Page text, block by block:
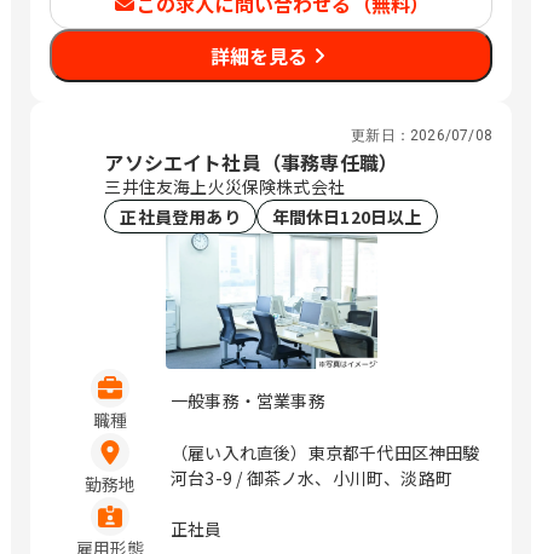
LIFEPLACE南青山1階） 東京都立川市曙
町2-37-7 （コアシティ立川1F） 神奈川
県横浜市西区みなとみらい3-7-1
神奈川県横浜市西区みなとみらい4-4-5
（横浜アイマークプレイス4階） 神奈川
県海老名市めぐみ町2番2号 （ViNA
GARDENS OFFICE 14階） 神奈川県藤沢
市辻堂神台2-2-1 （アイクロス湘南9
階） 新潟県新潟市中央区上所中1-7-23
石川県金沢市鞍月4丁目125 山梨県甲府
市上石田3-6-38 長野県松本市渚二丁目4
番31号（2F） 岐阜県岐阜市市橋3丁目4
番8号 静岡県静岡市駿河区稲川二丁目1-
屋市中区栄3-18-1 （ナディアパークビ
市中区栄3-18-1 （ナディアパークビジ
ネスセンタービル16F） 愛知県豊橋市曙
11番地5 （第一生命・三井住友海上岡崎
詳細を見る
更新日： 2026/07/08
アソシエイト社員（事務専任職）
三井住友海上火災保険株式会社
正社員登用あり
年間休日120日以上
職種
一般事務・営業事務
勤務地
（雇い入れ直後）東京都千代田区神田駿
河台3-9 / 御茶ノ水、小川町、淡路町
雇用形態
正社員